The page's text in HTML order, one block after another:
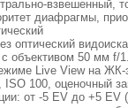
взвешенный,
диафрагмы,
оптический
объективом 50 мм f/
Live View на ЖК-
ISO 100, оценочный
от -5 EV до +5 EV